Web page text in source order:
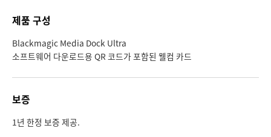
제품 구성
Blackmagic Media Dock Ultra
소프트웨어 다운로드용 QR 코드가 포함된 웰컴 카드
보증
1년 한정 보증 제공.